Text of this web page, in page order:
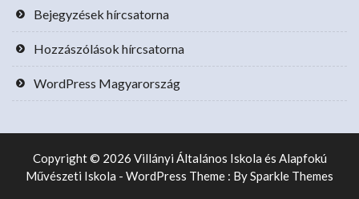
Bejegyzések hírcsatorna
Hozzászólások hírcsatorna
WordPress Magyarország
Copyright © 2026 Villányi Általános Iskola és Alapfokú
Művészeti Iskola - WordPress Theme : BySparkle Themes